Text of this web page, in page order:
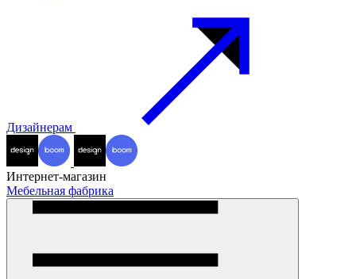
Дизайнерам
Интернет-магазин
Мебельная фабрика